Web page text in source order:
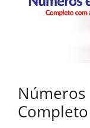
Números